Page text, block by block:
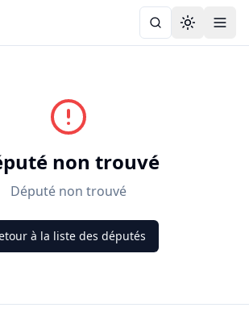
Toggle
non trouvé
Député non trouvé
à la liste des députés